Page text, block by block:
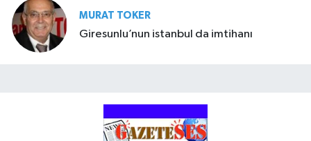
MURAT TOKER
Giresunlu’nun istanbul da imtihanı